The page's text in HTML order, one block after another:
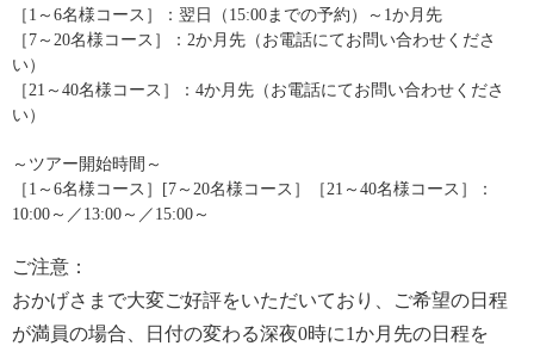
［1～6名様コース］：翌日（15:00までの予約）～1か月先
［7～20名様コース］：2か月先（お電話にてお問い合わせくださ
い）
［21～40名様コース］：4か月先（お電話にてお問い合わせくださ
い）
～ツアー開始時間～
［1～6名様コース］[7～20名様コース］［21～40名様コース］：
10:00～／13:00～／15:00～
ご注意：
おかげさまで大変ご好評をいただいており、ご希望の日程
が満員の場合、日付の変わる深夜0時に1か月先の日程を